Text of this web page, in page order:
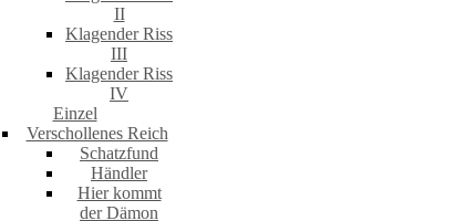
II
Klagender Riss
III
Klagender Riss
IV
Einzel
Verschollenes Reich
Schatzfund
Händler
Hier kommt
der Dämon